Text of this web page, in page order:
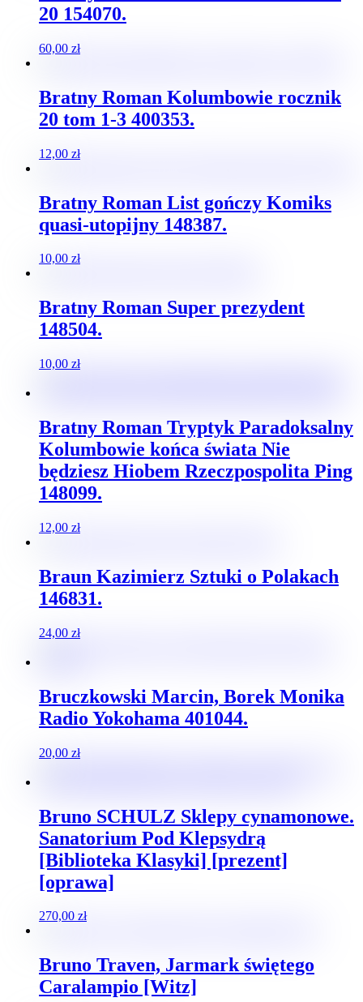
20 154070.
60,00 zł
Bratny Roman Kolumbowie rocznik
20 tom 1-3 400353.
12,00 zł
Bratny Roman List gończy Komiks
quasi-utopijny 148387.
10,00 zł
Bratny Roman Super prezydent
148504.
10,00 zł
Bratny Roman Tryptyk Paradoksalny
Kolumbowie końca świata Nie
będziesz Hiobem Rzeczpospolita Ping
148099.
12,00 zł
Braun Kazimierz Sztuki o Polakach
146831.
24,00 zł
Bruczkowski Marcin, Borek Monika
Radio Yokohama 401044.
20,00 zł
Bruno SCHULZ Sklepy cynamonowe.
Sanatorium Pod Klepsydrą
[Biblioteka Klasyki] [prezent]
[oprawa]
270,00 zł
Bruno Traven, Jarmark świętego
Caralampio [Witz]